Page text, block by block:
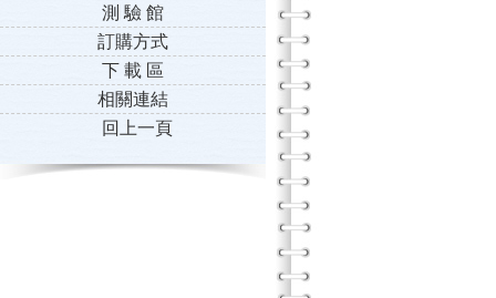
測 驗 館
訂購方式
下 載 區
相關連結
回上一頁